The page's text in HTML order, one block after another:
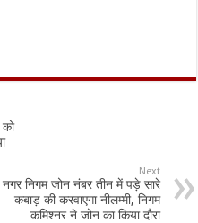
को
Next
नगर निगम जोन नंबर तीन में पड़े सारे
कबाड़ की करवाएगा नीलम्मी, निगम
कमिश्नर ने जोन का किया दौरा